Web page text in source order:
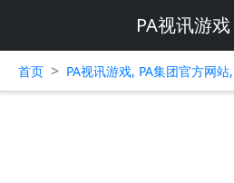
PA视讯游
首页 > PA视讯游戏, PA集团官方网